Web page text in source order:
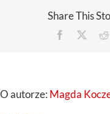
Share This
Facebook
O autorze: Magda